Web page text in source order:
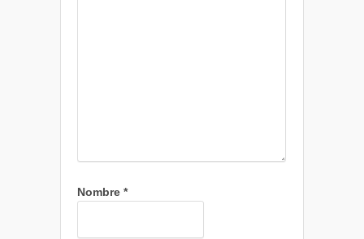
Nombre *